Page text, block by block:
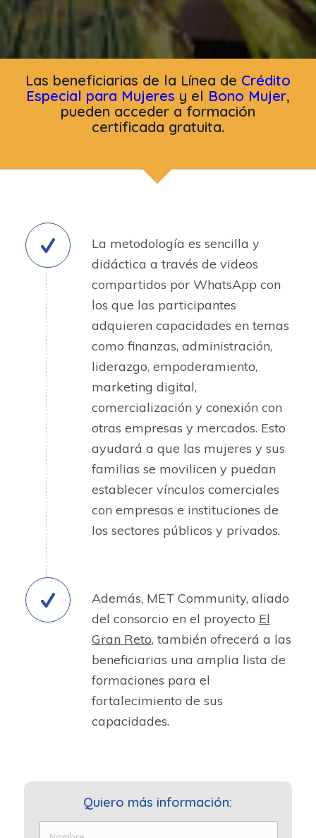
Las beneficiarias de la Línea de Crédito
Especial para Mujeres y el Bono Mujer,
pueden acceder a formación
certificada gratuita.
La metodología es sencilla y
didáctica a través de videos
compartidos por WhatsApp con
los que las participantes
adquieren capacidades en temas
como finanzas, administración,
liderazgo, empoderamiento,
marketing digital,
comercialización y conexión con
otras empresas y mercados. Esto
ayudará a que las mujeres y sus
familias se movilicen y puedan
establecer vínculos comerciales
con empresas e instituciones de
los sectores públicos y privados.
Además, MET Community, aliado
del consorcio en el proyecto El
Gran Reto, también ofrecerá a las
beneficiarias una amplia lista de
formaciones para el
fortalecimiento de sus
capacidades.
Quiero más información: